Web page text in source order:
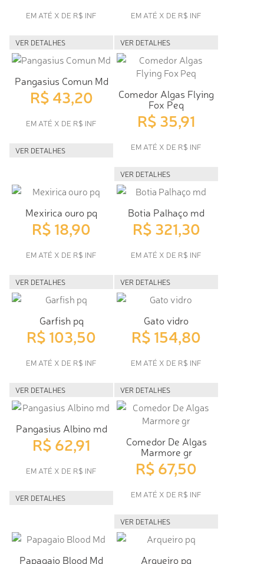
EM ATÉ X DE R$ INF
VER DETALHES
EM ATÉ X DE R$ INF
VER DETALHES
Pangasius Comun Md
R$ 43,20
EM ATÉ X DE R$ INF
VER DETALHES
Comedor Algas Flying
Fox Peq
R$ 35,91
EM ATÉ X DE R$ INF
VER DETALHES
Mexirica ouro pq
R$ 18,90
EM ATÉ X DE R$ INF
VER DETALHES
Botia Palhaço md
R$ 321,30
EM ATÉ X DE R$ INF
VER DETALHES
Garfish pq
R$ 103,50
EM ATÉ X DE R$ INF
VER DETALHES
Gato vidro
R$ 154,80
EM ATÉ X DE R$ INF
VER DETALHES
Pangasius Albino md
R$ 62,91
EM ATÉ X DE R$ INF
VER DETALHES
Comedor De Algas
Marmore gr
R$ 67,50
EM ATÉ X DE R$ INF
VER DETALHES
Papagaio Blood Md Arqueiro pq